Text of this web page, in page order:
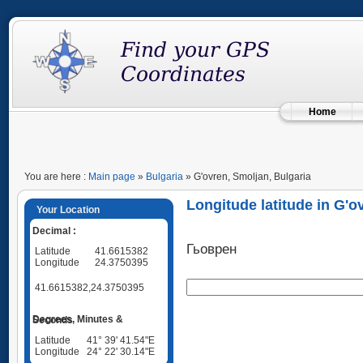
Home
You are here : Main page » Bulgaria » G'ovren, Smoljan, Bulgaria
Your Location
Decimal :
Latitude
41.6615382
Longitude
24.3750395
41.6615382,24.3750395
Degrees, Minutes & Seconds
Latitude
41° 39' 41.54"E
Longitude
24° 22' 30.14"E
Longitude latitude in
Гьоврен